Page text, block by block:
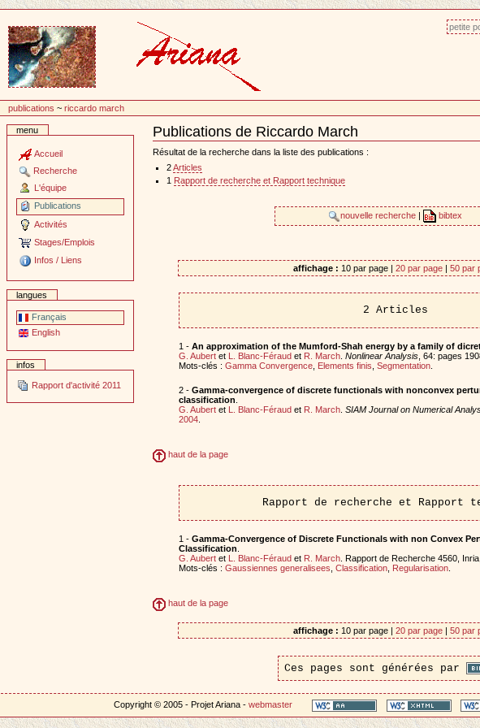
contenu
petite
publications ~riccardo march
menu
Accueil
Recherche
L'équipe
Publications
Activités
Stages/Emplois
Infos / Liens
langues
Français
English
infos
Rapport d'activité 2011
Publications de Riccardo March
Document
Actions
Résultat de la recherche dans la liste des publications :
2Articles
1
Rapport de recherche et Rapport technique
nouvelle recherche bibtex
affichage : 10 par page | 20 par page | 50 par
2 Articles
1 - An approximation of the Mumford-Shah energy by a family of
G. Aubertet L. Blanc-Féraudet R. March. Nonlinear Analysis, 64: pages
Mots-clés : Gamma Convergence, Elements finis Segmentation.
2 - Gamma-convergence of discrete functionals with nonconvex
classification
G. Aubertet L. Blanc-Féraudet R. March. SIAM Journal on Numerical
2004.
haut de la page
Rapport de recherche et Rapport
1 - Gamma-Convergence of Discrete Functionals with non Convex
Classification
G. Aubertet L. Blanc-Féraudet R. March. Rapport de Recherche 4560,
Mots-clés : Gaussiennes generalisees Classification, Regularisation.
haut de la page
affichage : 10 par page | 20 par page | 50 par
Ces pages sont générées par
Copyright © 2005 - Projet Ariana -webmaster